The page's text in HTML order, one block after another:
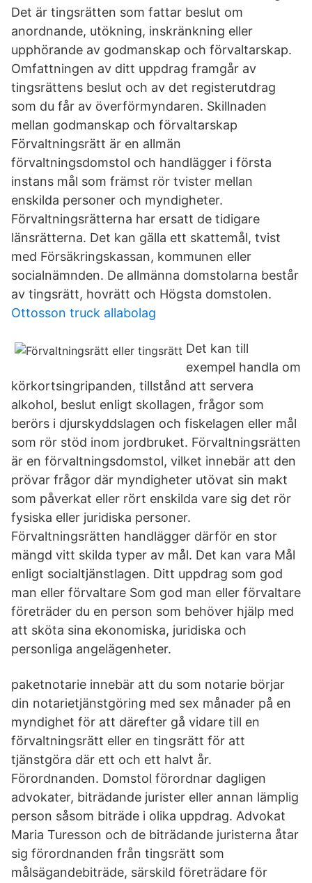
Det är tingsrätten som fattar beslut om
anordnande, utökning, inskränkning eller
upphörande av godmanskap och förvaltarskap.
Omfattningen av ditt uppdrag framgår av
tingsrättens beslut och av det registerutdrag
som du får av överförmyndaren. Skillnaden
mellan godmanskap och förvaltarskap
Förvaltningsrätt är en allmän
förvaltningsdomstol och handlägger i första
instans mål som främst rör tvister mellan
enskilda personer och myndigheter.
Förvaltningsrätterna har ersatt de tidigare
länsrätterna. Det kan gälla ett skattemål, tvist
med Försäkringskassan, kommunen eller
socialnämnden. De allmänna domstolarna består
av tingsrätt, hovrätt och Högsta domstolen.
Ottosson truck allabolag
Det kan till
exempel handla om
körkortsingripanden, tillstånd att servera
alkohol, beslut enligt skollagen, frågor som
berörs i djurskyddslagen och fiskelagen eller mål
som rör stöd inom jordbruket. Förvaltningsrätten
är en förvaltningsdomstol, vilket innebär att den
prövar frågor där myndigheter utövat sin makt
som påverkat eller rört enskilda vare sig det rör
fysiska eller juridiska personer.
Förvaltningsrätten handlägger därför en stor
mängd vitt skilda typer av mål. Det kan vara Mål
enligt socialtjänstlagen. Ditt uppdrag som god
man eller förvaltare Som god man eller förvaltare
företräder du en person som behöver hjälp med
att sköta sina ekonomiska, juridiska och
personliga angelägenheter.
paketnotarie innebär att du som notarie börjar
din notarietjänstgöring med sex månader på en
myndighet för att därefter gå vidare till en
förvaltningsrätt eller en tingsrätt för att
tjänstgöra där ett och ett halvt år.
Förordnanden. Domstol förordnar dagligen
advokater, biträdande jurister eller annan lämplig
person såsom biträde i olika uppdrag. Advokat
Maria Turesson och de biträdande juristerna åtar
sig förordnanden från tingsrätt som
målsägandebiträde, särskild företrädare för